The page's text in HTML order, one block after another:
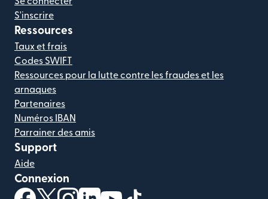
S'inscrire
Ressources
Taux et frais
Codes SWIFT
Ressources pour la lutte contre les fraudes et les
arnaques
Partenaires
Numéros IBAN
Parrainer des amis
Support
Aide
Connexion
(s'ouvre dans une nouvelle fenêtre)
(s'ouvre dans une nouvelle fenêtre)
(s'ouvre dans une nouvelle fenêtre)
(s'ouvre dans une nouvelle fenêtre)
(s'ouvre dans une nouvelle